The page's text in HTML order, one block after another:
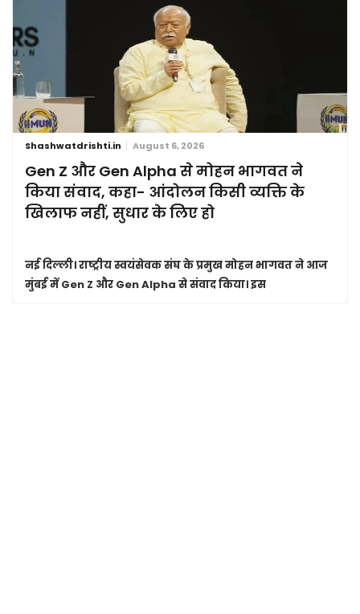
Shashwatdrishti.in August 6, 2026
Gen Z और Gen Alpha से मोहन भागवत ने
किया संवाद, कहा- आंदोलन किसी व्यक्ति के
खिलाफ नहीं, सुधार के लिए हो
नई दिल्ली।राष्ट्रीय स्वयंसेवक संघ के प्रमुख मोहन भागवत ने आज
मुंबई में Gen Z और Gen Alpha से संवाद किया। इस